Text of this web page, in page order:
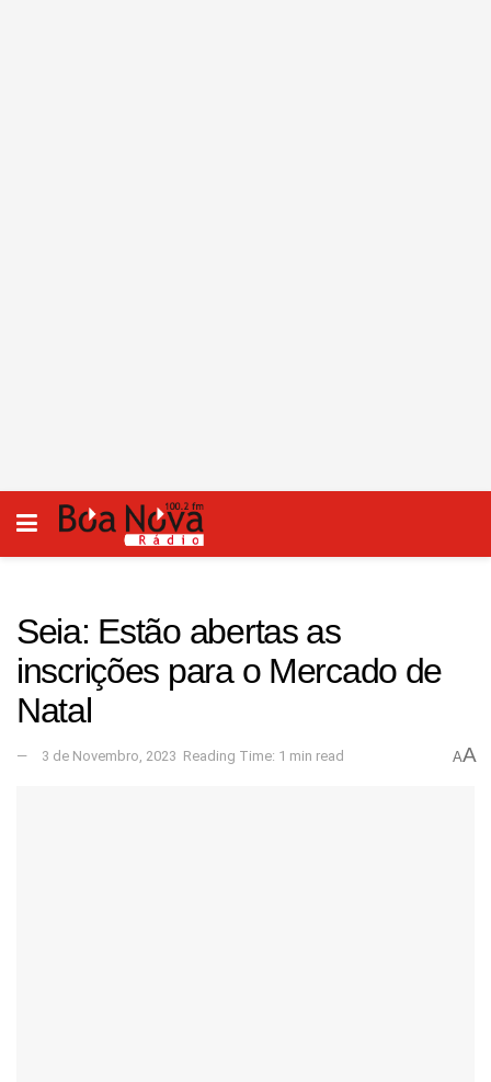
Seia: Estão abertas as
inscrições para o Mercado de
Natal
3 de Novembro, 2023 Reading Time: 1 min read AA